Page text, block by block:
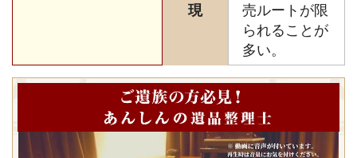
現
売ルートが限
られることが
多い。